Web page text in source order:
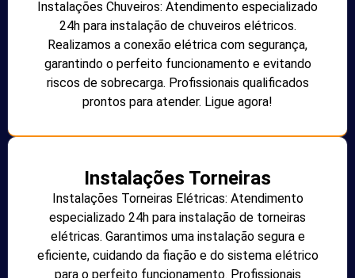
Instalações Chuveiros: Atendimento especializado
24h para instalação de chuveiros elétricos.
Realizamos a conexão elétrica com segurança,
garantindo o perfeito funcionamento e evitando
riscos de sobrecarga. Profissionais qualificados
prontos para atender. Ligue agora!
Instalações Torneiras
Instalações Torneiras Elétricas: Atendimento
especializado 24h para instalação de torneiras
elétricas. Garantimos uma instalação segura e
eficiente, cuidando da fiação e do sistema elétrico
para o perfeito funcionamento. Profissionais